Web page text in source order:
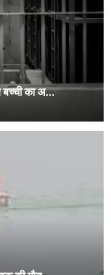
बच्ची का अ...